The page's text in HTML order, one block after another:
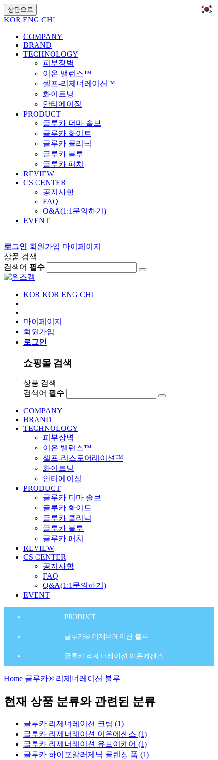
상단으로
KOR ENG CHI
COMPANY
BRAND
TECHNOLOGY
피부장벽
이온 밸런스™
셀프-리제너레이션™
화이트닝
안티에이징
PRODUCT
글루카 더마 솔브
글루카 화이트
글루카 클리닉
글루카 블루
글루카 패치
REVIEW
CS CENTER
공지사항
FAQ
Q&A(1:1문의하기)
EVENT
로그인 회원가입 마이페이지
상품 검색
검색어 필수
KOR KOR ENG CHI
마이페이지
회원가입
로그인
쇼핑몰 검색
상품 검색
검색어 필수
COMPANY
BRAND
TECHNOLOGY
피부장벽
이온 밸런스™
셀프-리스토어레이션™
화이트닝
안티에이징
PRODUCT
글루카 더마 솔브
글루카 화이트
글루카 클리닉
글루카 블루
글루카 패치
REVIEW
CS CENTER
공지사항
FAQ
Q&A(1:1문의하기)
EVENT
PRODUCT
글루카® 리제너레이션 블루
글루카 리제너레이션 이온에센스
Home 글루카® 리제너레이션 블루
현재 상품 분류와 관련된 분류
글루카 리제너레이션 크림 (1)
글루카 리제너레이션 이온에센스 (1)
글루카 리제너레이션 유브이케어 (1)
글루카 하이포알러제닉 클렌징 폼 (1)